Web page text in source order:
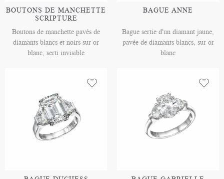
BOUTONS DE MANCHETTE
SCRIPTURE
Boutons de manchette pavés de
diamants blancs et noirs sur or
blanc, serti invisible
BAGUE ANNE
Bague sertie d'un diamant jaune,
pavée de diamants blancs, sur or
blanc